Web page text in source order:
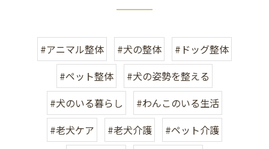
#アニマル整体 #犬の整体
#ドッグ整体
#ペット整体
#犬の姿勢を整える
#犬のいる暮らし
#わんこのいる生活
#老犬ケア
#老犬介護
#ペット介護